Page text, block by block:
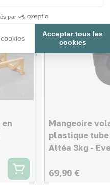
par
Accepter tous les
cookies
Mangeoire
plastique
Altéa 3kg -
69,90 €